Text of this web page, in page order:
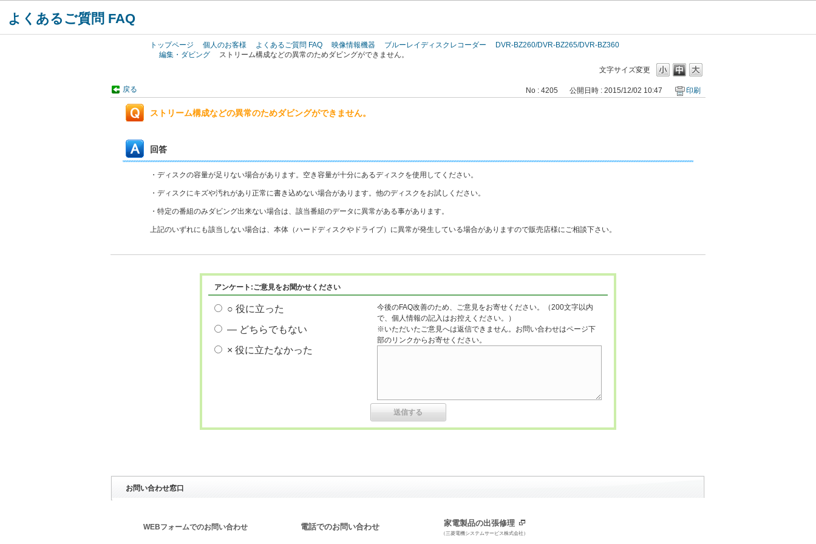
よくあるご質問 FAQ
トップページ 個人のお客様 よくあるご質問 FAQ 映像情報機器 ブルーレイディスクレコーダー
DVR-BZ260/DVR-BZ265/DVR-BZ360
編集・ダビング
ストリーム構成などの異常のためダビングができません。
文字サイズ変更
戻る No : 4205 公開日時 : 2015/12/02 10:47 印刷
ストリーム構成などの異常のためダビングができません。
回答
・ディスクの容量が足りない場合があります。空き容量が十分にあるディスクを使用してください。
・ディスクにキズや汚れがあり正常に書き込めない場合があります。他のディスクをお試しください。
・特定の番組のみダビング出来ない場合は、該当番組のデータに異常がある事があります。
上記のいずれにも該当しない場合は、本体（ハードディスクやドライブ）に異常が発生している場合がありますので販売店様にご相談下さい。
アンケート:ご意見をお聞かせください
○ 役に立った
― どちらでもない
× 役に立たなかった
今後のFAQ改善のため、ご意見をお寄せください。（200文字以内
で、個人情報の記入はお控えください。）
※いただいたご意見へは返信できません。お問い合わせはページ下
部のリンクからお寄せください。
お問い合わせ窓口
WEBフォームでのお問い合わせ 電話でのお問い合わせ 家電製品の出張修理
（三菱電機システムサービス株式会社）